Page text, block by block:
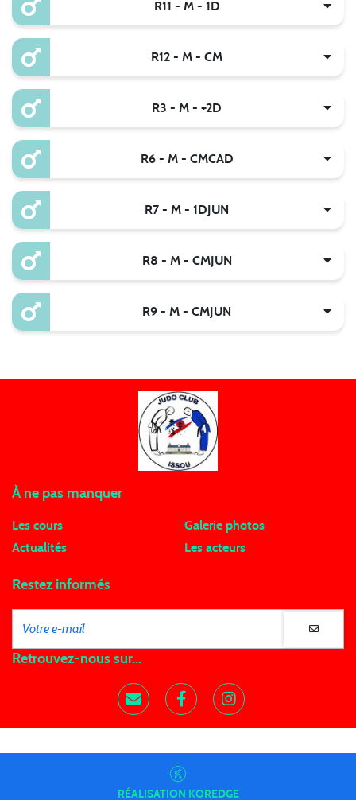
R11 - M - 1D
R12 - M - CM
R3 - M - +2D
R6 - M - CMCAD
R7 - M - 1DJUN
R8 - M - CMJUN
R9 - M - CMJUN
À ne pas manquer
Les cours
Actualités
Galerie photos
Les acteurs
Restez informés
Retrouvez-nous sur...
RÉALISATION KOREDGE